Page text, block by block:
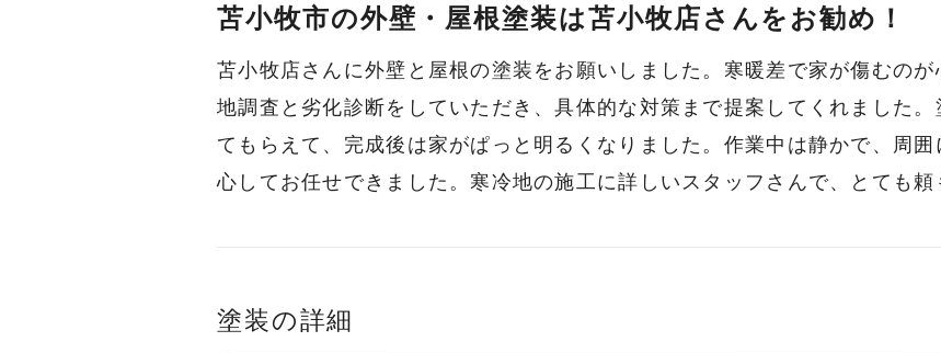
苫小牧市の外壁・屋根塗装は苫小牧店さんをお勧め！
苫小牧店さんに外壁と屋根の塗装をお願いしました。寒暖差で家が傷むの
地調査と劣化診断をしていただき、具体的な対策まで提案してくれました
てもらえて、完成後は家がぱっと明るくなりました。作業中は静かで、周
心してお任せできました。寒冷地の施工に詳しいスタッフさんで、とても頼
塗装の詳細